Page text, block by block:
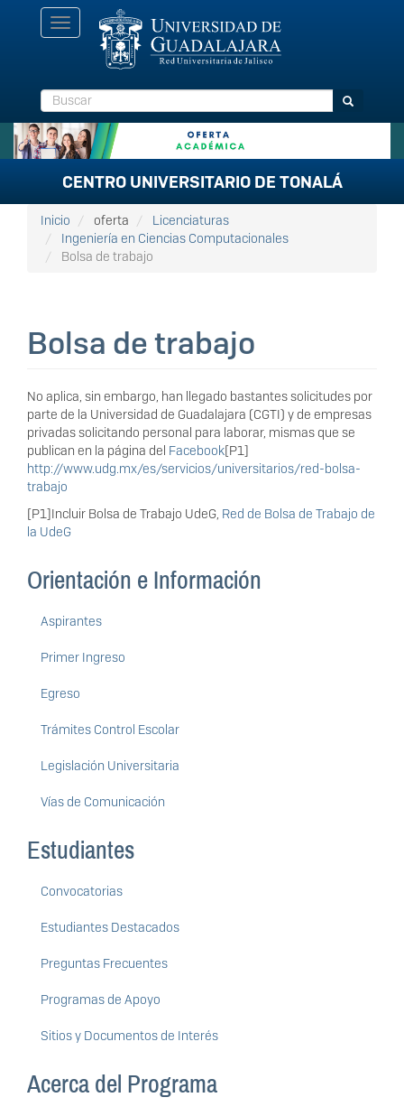
Toggle
navigation
Buscar Buscar
CENTRO UNIVERSITARIO DE TONALÁ
Inicio oferta
Licenciaturas
Ingeniería en Ciencias Computacionales
Bolsa de trabajo
Bolsa de trabajo
No aplica, sin embargo, han llegado bastantes solicitudes por
parte de la Universidad de Guadalajara (CGTI) y de empresas
privadas solicitando personal para laborar, mismas que se
publican en la página del Facebook[P1]
http://www.udg.mx/es/servicios/universitarios/red-bolsa-
trabajo
[P1]Incluir Bolsa de Trabajo UdeG, Red de Bolsa de Trabajo de
la UdeG
Orientación e Información
Aspirantes
Primer Ingreso
Egreso
Trámites Control Escolar
Legislación Universitaria
Vías de Comunicación
Estudiantes
Convocatorias
Estudiantes Destacados
Preguntas Frecuentes
Programas de Apoyo
Sitios y Documentos de Interés
Acerca del Programa